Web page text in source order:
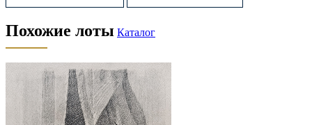
Похожие лоты Каталог